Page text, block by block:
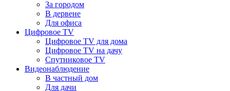
За городом
В дервене
Для офиса
Цифровое TV
Цифровое TV для дома
Цифровое TV на дачу
Спутниковое TV
Видеонаблюдение
В частный дом
Для дачи